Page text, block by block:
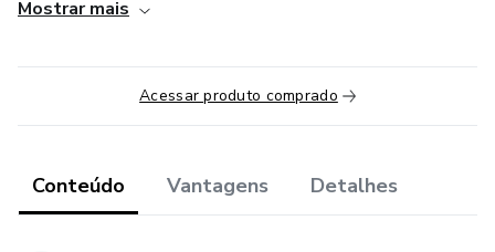
INTERNACIONAL DE CONCLUSÃO DA NEUROSCIENCE
INTERNATIONAL ACADEMY ASSINADO POR MARCO
TULIO E MAIS DOIS LIVROS EM FORMATO E-BOOK.
Mostrar mais
Acessar produto comprado
Conteúdo Vantagens Detalhes